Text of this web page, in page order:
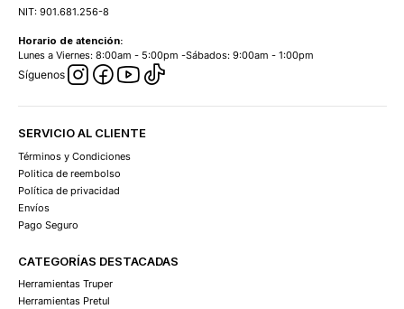
NIT: 901.681.256-8
Horario de atención:
Lunes a Viernes: 8:00am - 5:00pm -Sábados: 9:00am - 1:00pm
Síguenos
SERVICIO AL CLIENTE
Términos y Condiciones
Politica de reembolso
Política de privacidad
Envíos
Pago Seguro
CATEGORÍAS DESTACADAS
Herramientas Truper
Herramientas Pretul